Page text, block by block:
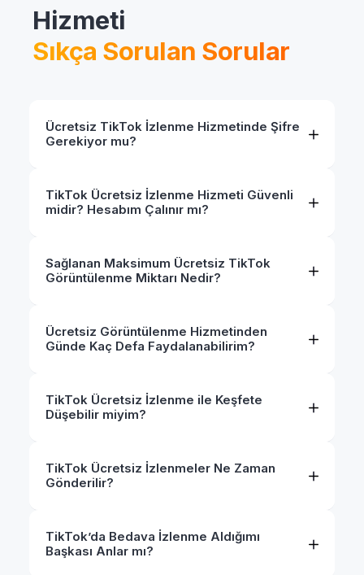
Hizmeti
Sıkça Sorulan Sorular
Ücretsiz TikTok İzlenme Hizmetinde Şifre
Gerekiyor mu?
TikTok Ücretsiz İzlenme Hizmeti Güvenli
midir? Hesabım Çalınır mı?
Sağlanan Maksimum Ücretsiz TikTok
Görüntülenme Miktarı Nedir?
Ücretsiz Görüntülenme Hizmetinden
Günde Kaç Defa Faydalanabilirim?
TikTok Ücretsiz İzlenme ile Keşfete
Düşebilir miyim?
TikTok Ücretsiz İzlenmeler Ne Zaman
Gönderilir?
TikTok’da Bedava İzlenme Aldığımı
Başkası Anlar mı?